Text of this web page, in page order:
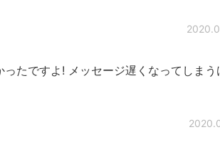
たですよ! メッセージ遅くなってしまう